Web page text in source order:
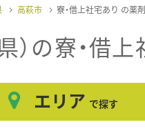
高萩市 寮・借上社宅あり
）の寮・借
エリア で探す